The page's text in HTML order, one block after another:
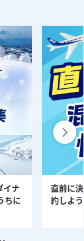
イナ
ちに
直前に
約しよ